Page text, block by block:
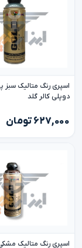
دوپلی کالر گلد
۶۲۷,۰۰۰ تومان